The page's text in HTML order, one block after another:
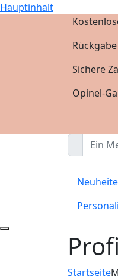
Hauptinhalt
Sichere
Opinel-
Startseite